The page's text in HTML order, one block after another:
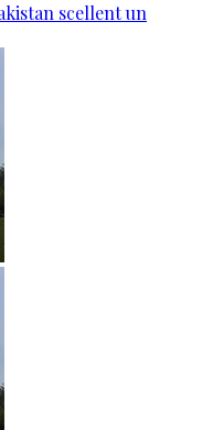
scellent un